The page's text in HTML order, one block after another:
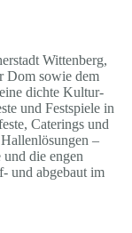
Wittenberg,
Dom sowie dem
dichte Kultur-
und Festspiele in
Caterings und
–
die engen
und abgebaut im